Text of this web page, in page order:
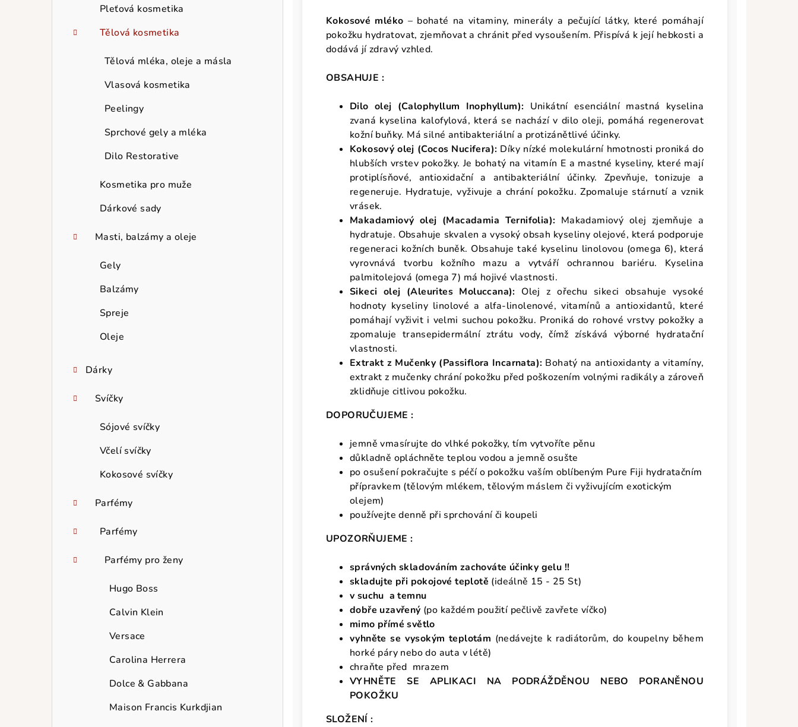
Pleťová kosmetika
Tělová kosmetika
Tělová mléka, oleje a másla
Vlasová kosmetika
Peelingy
Sprchové gely a mléka
Dilo Restorative
Kosmetika pro muže
Dárkové sady
Masti, balzámy a oleje
Gely
Balzámy
Spreje
Oleje
Dárky
Svíčky
Sójové svíčky
Včelí svíčky
Kokosové svíčky
Parfémy
Parfémy
Parfémy pro ženy
Hugo Boss
Calvin Klein
Versace
Carolina Herrera
Dolce & Gabbana
Maison Francis Kurkdjian
Kokosové mléko – bohaté na vitaminy, minerály a pečující látky, které pomáhají
pokožku hydratovat, zjemňovat a chránit před vysoušením. Přispívá k její hebkosti a
dodává jí zdravý vzhled.
OBSAHUJE :
Dilo olej (Calophyllum Inophyllum): Unikátní esenciální mastná kyselina
zvaná kyselina kalofylová, která se nachází v dilo oleji, pomáhá regenerovat
kožní buňky. Má silné antibakteriální a protizánětlivé účinky.
Kokosový olej (Cocos Nucifera): Díky nízké molekulární hmotnosti proniká do
hlubších vrstev pokožky. Je bohatý na vitamín E a mastné kyseliny, které mají
protiplísňové, antioxidační a antibakteriální účinky. Zpevňuje, tonizuje a
regeneruje. Hydratuje, vyživuje a chrání pokožku. Zpomaluje stárnutí a vznik
vrásek.
Makadamiový olej (Macadamia Ternifolia): Makadamiový olej zjemňuje a
hydratuje. Obsahuje skvalen a vysoký obsah kyseliny olejové, která podporuje
regeneraci kožních buněk. Obsahuje také kyselinu linolovou (omega 6), která
vyrovnává tvorbu kožního mazu a vytváří ochrannou bariéru. Kyselina
palmitolejová (omega 7) má hojivé vlastnosti.
Sikeci olej (Aleurites Moluccana): Olej z ořechu sikeci obsahuje vysoké
hodnoty kyseliny linolové a alfa-linolenové, vitamínů a antioxidantů, které
pomáhají vyživit i velmi suchou pokožku. Proniká do rohové vrstvy pokožky a
zpomaluje transepidermální ztrátu vody, čímž získává výborné hydratační
vlastnosti.
Extrakt z Mučenky (Passiflora Incarnata): Bohatý na antioxidanty a vitamíny,
extrakt z mučenky chrání pokožku před poškozením volnými radikály a zároveň
zklidňuje citlivou pokožku.
DOPORUČUJEME :
jemně vmasírujte do vlhké pokožky, tím vytvoříte pěnu
důkladně opláchněte teplou vodou a jemně osušte
po osušení pokračujte s péčí o pokožku vaším oblíbeným Pure Fiji hydratačním
přípravkem (tělovým mlékem, tělovým máslem či vyživujícím exotickým
olejem)
používejte denně při sprchování či koupeli
UPOZORŇUJEME :
správných skladováním zachováte účinky gelu !!
skladujte při pokojové teplotě (ideálně 15 - 25 St)
v suchu a temnu
dobře uzavřený (po každém použití pečlivě zavřete víčko)
mimo přímé světlo
vyhněte se vysokým teplotám (nedávejte k radiátorům, do koupelny během
horké páry nebo do auta v létě)
chraňte před mrazem
VYHNĚTE SE APLIKACI NA PODRÁŽDĚNOU NEBO PORANĚNOU
POKOŽKU
SLOŽENÍ :